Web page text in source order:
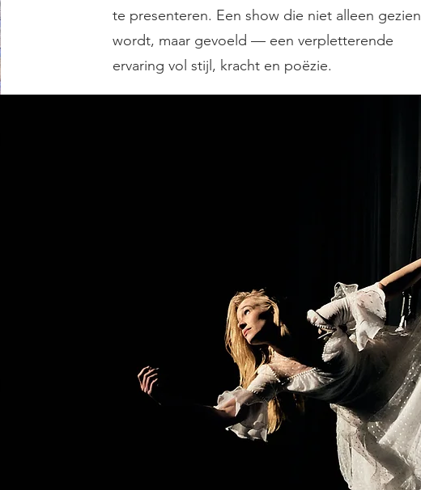
te presenteren. Een show die niet alleen gezien
wordt, maar gevoeld — een verpletterende
ervaring vol stijl, kracht en poëzie.